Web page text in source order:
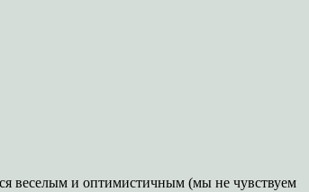
веселым и оптимистичным (мы не чувствуем